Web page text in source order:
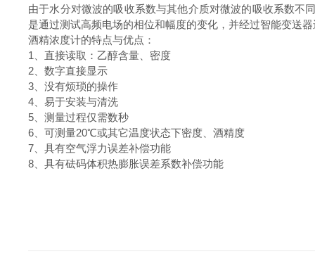
由于水分对微波的吸收系数与其他介质对微波的吸收系数不
是通过测试高频电场的相位和幅度的变化，并经过智能变送
酒精浓度计的特点与优点：
1、直接读取：乙醇含量、密度
2、数字直接显示
3、没有烦琐的操作
4、易于安装与清洗
5、测量过程仅需数秒
6、可测量20℃或其它温度状态下密度、酒精度
7、具有空气浮力误差补偿功能
8、具有砝码体积热膨胀误差系数补偿功能